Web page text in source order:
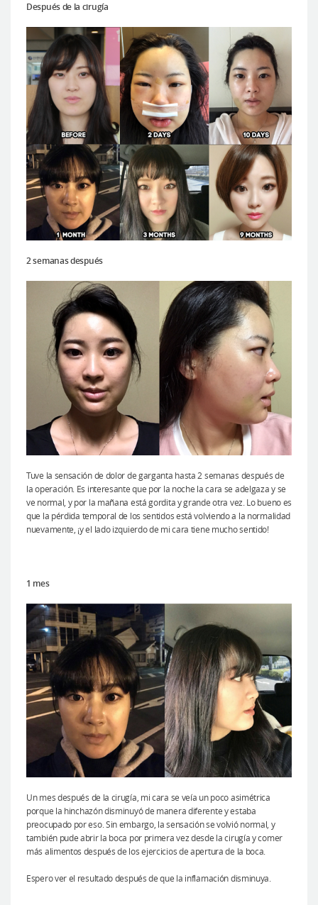
Después de la cirugía
2 semanas después
Tuve la sensación de dolor de garganta hasta 2 semanas después de
la operación. Es interesante que por la noche la cara se adelgaza y se
ve normal, y por la mañana está gordita y grande otra vez. Lo bueno es
que la pérdida temporal de los sentidos está volviendo a la normalidad
nuevamente, ¡y el lado izquierdo de mi cara tiene mucho sentido!
1 mes
Un mes después de la cirugía, mi cara se veía un poco asimétrica
porque la hinchazón disminuyó de manera diferente y estaba
preocupado por eso. Sin embargo, la sensación se volvió normal, y
también pude abrir la boca por primera vez desde la cirugía y comer
más alimentos después de los ejercicios de apertura de la boca.
Espero ver el resultado después de que la inflamación disminuya.